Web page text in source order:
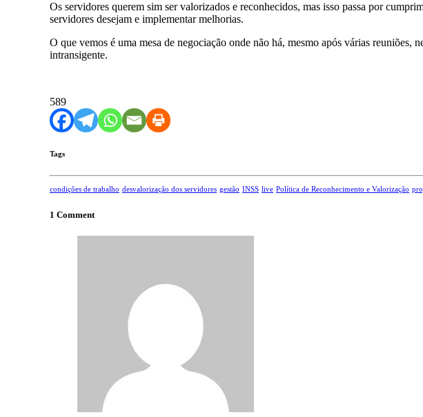
Os servidores querem sim ser valorizados e reconhecidos, mas isso passa por
servidores desejam e implementar melhorias.
O que vemos é uma mesa de negociação onde não há, mesmo após várias
intransigente.
589
Tags
condições de trabalho desvalorização dos servidores gestão INSS live Política de Reconhecimento e Valorização
1 Comment